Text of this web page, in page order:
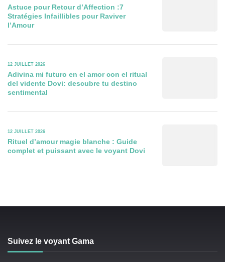
Astuce pour Retour d’Affection :7
Stratégies Infaillibles pour Raviver
l’Amour
12 JUILLET 2026
Adivina mi futuro en el amor con el ritual
del vidente Dovi: descubre tu destino
sentimental
12 JUILLET 2026
Rituel d’amour magie blanche : Guide
complet et puissant avec le voyant Dovi
Suivez le voyant Gama